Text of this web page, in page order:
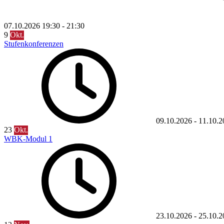
07.10.2026 19:30 - 21:30
9 Okt.
Stufenkonferenzen
09.10.2026 -
23 Okt.
WBK-Modul 1
23.10.2026 -